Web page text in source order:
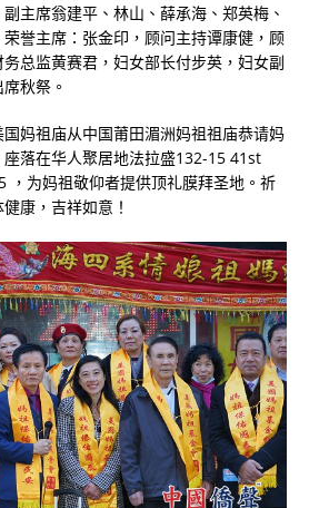
主席翁建平、林山、薛承海、郑英梅、
誉主席：张金印，顾问主持谭康健，顾
总监黄赛君，妇女部长付步英，妇女副
秋祭。
妈祖庙从中国莆田湄洲妈祖祖庙恭请妈
落在华人聚居地法拉盛132-15 41st
，为妈祖敬仰者提供顶礼膜拜圣地。祈
康，吉祥如意！